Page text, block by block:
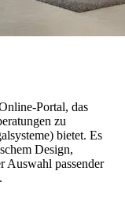
Portal, das
zu
bietet. Es
Design,
Auswahl passender